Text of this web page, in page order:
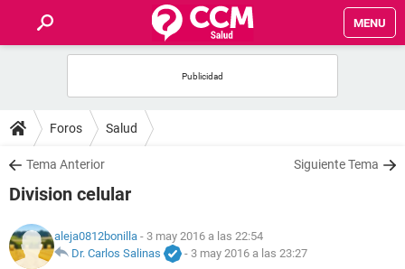
MENU
FOROS
SALUD
NUTRICIÓN
Foros Salud
Tema Anterior Siguiente Tema
Division celular
aleja0812bonilla - 3 may 2016 a las 22:54
Dr. Carlos Salinas
- 3 may 2016 a las 23:27